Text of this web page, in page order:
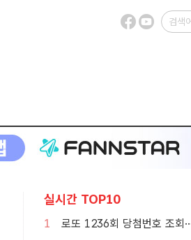
실시간 TOP10
1